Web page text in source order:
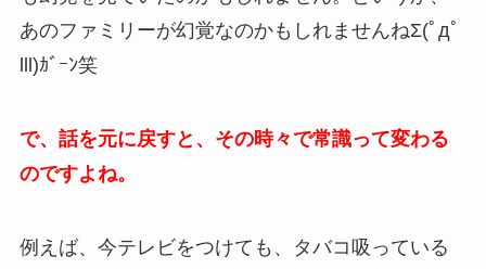
あのファミリーが幻覚なのかもしれませんねΣ(ﾟдﾟ
lll)ｶﾞｰﾝ笑
で、話を元に戻すと、その時々で常識って変わる
のですよね。
例えば、今テレビをつけても、タバコ吸っている